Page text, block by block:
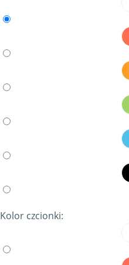
Kolor czcionki: